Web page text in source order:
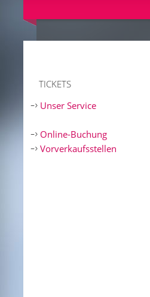
TICKETS
Unser Service
Online-Buchung
Vorverkaufsstellen